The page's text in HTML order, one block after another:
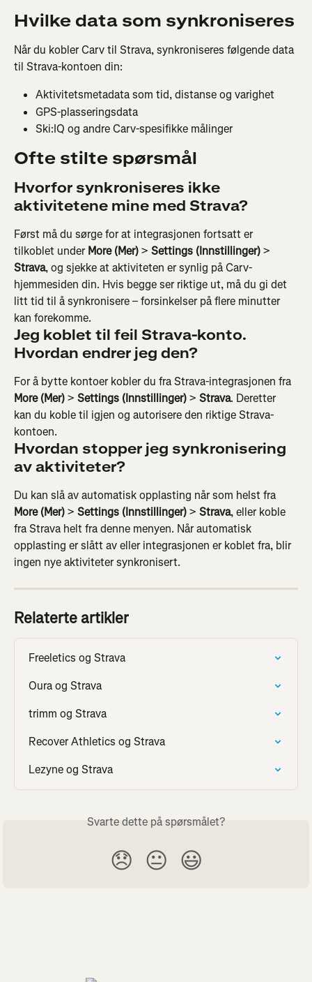
Hvilke data som synkroniseres
Når du kobler Carv til Strava, synkroniseres følgende data
til Strava-kontoen din:
Aktivitetsmetadata som tid, distanse og varighet
GPS-plasseringsdata
Ski:IQ og andre Carv-spesifikke målinger
Ofte stilte spørsmål
Hvorfor synkroniseres ikke
aktivitetene mine med Strava?
Først må du sørge for at integrasjonen fortsatt er
tilkoblet under More (Mer) > Settings (Innstillinger) >
Strava, og sjekke at aktiviteten er synlig på Carv-
hjemmesiden din. Hvis begge ser riktige ut, må du gi det
litt tid til å synkronisere – forsinkelser på flere minutter
kan forekomme.
Jeg koblet til feil Strava-konto.
Hvordan endrer jeg den?
For å bytte kontoer kobler du fra Strava-integrasjonen fra
More (Mer) > Settings (Innstillinger) > Strava. Deretter
kan du koble til igjen og autorisere den riktige Strava-
kontoen.
Hvordan stopper jeg synkronisering
av aktiviteter?
Du kan slå av automatisk opplasting når som helst fra
More (Mer) > Settings (Innstillinger) > Strava, eller koble
fra Strava helt fra denne menyen. Når automatisk
opplasting er slått av eller integrasjonen er koblet fra, blir
ingen nye aktiviteter synkronisert.
Relaterte artikler
Freeletics og Strava
Oura og Strava
trimm og Strava
Recover Athletics og Strava
Lezyne og Strava
Svarte dette på spørsmålet?
😞 😐 😃